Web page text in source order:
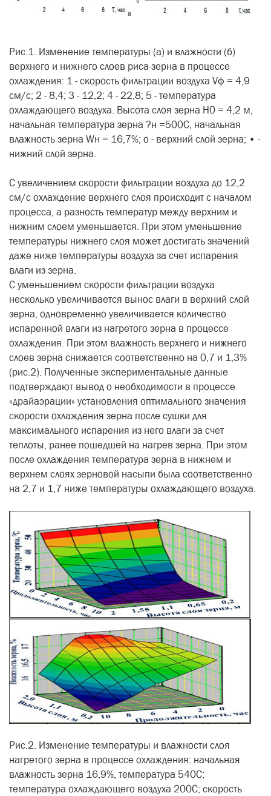
Рис.1. Изменение температуры (а) и влажности (б)
верхнего и нижнего слоев риса-зерна в процессе
охлаждения: 1 - скорость фильтрации воздуха Vф = 4,9
см/с; 2 - 8,4; 3 - 12,2; 4 - 22,8; 5 - температура
охлаждающего воздуха. Высота слоя зерна Н0 = 4,2 м,
начальная температура зерна ?н =500С, начальная
влажность зерна Wн = 16,7%; о - верхний слой зерна; • -
нижний слой зерна.
С увеличением скорости фильтрации воздуха до 12,2
см/с охлаждение верхнего слоя происходит с началом
процесса, а разность температур между верхним и
нижним слоем уменьшается. При этом уменьшение
температуры нижнего слоя может достигать значений
даже ниже температуры воздуха за счет испарения
влаги из зерна.
С уменьшением скорости фильтрации воздуха
несколько увеличивается вынос влаги в верхний слой
зерна, одновременно увеличивается количество
испаренной влаги из нагретого зерна в процессе
охлаждения. При этом влажность верхнего и нижнего
слоев зерна снижается соответственно на 0,7 и 1,3%
(рис.2). Полученные экспериментальные данные
подтверждают вывод о необходимости в процессе
«драйаэрации» установления оптимального значения
скорости охлаждения зерна после сушки для
максимального испарения из него влаги за счет
теплоты, ранее пошедшей на нагрев зерна. При этом
после охлаждения температура зерна в нижнем и
верхнем слоях зерновой насыпи была соответственно
на 2,7 и 1,7 ниже температуры охлаждающего воздуха.
Рис.2. Изменение температуры и влажности слоя
нагретого зерна в процессе охлаждения: начальная
влажность зерна 16,9%, температура 540С;
температура охлаждающего воздуха 200С; скорость